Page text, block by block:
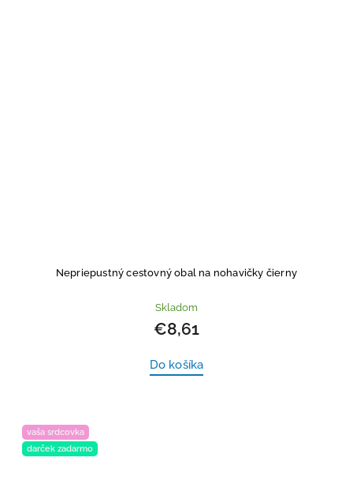
Nepriepustný cestovný obal na nohavičky čierny
Skladom
€8,61
Do košíka
vaša srdcovka
darček zadarmo